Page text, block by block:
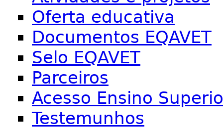
Oferta educativa
Documentos EQAVET
Selo EQAVET
Parceiros
Acesso Ensino
Testemunhos